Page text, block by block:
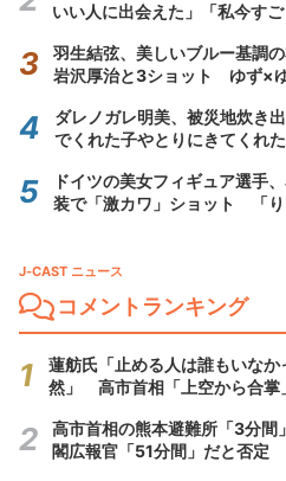
いい人に出会えた」「私今すご
羽生結弦、美しいブルー基調
岩沢厚治と3ショット ゆず×
ダレノガレ明美、被災地炊き
でくれた子やとりにきてくれ
ドイツの美女フィギュア選手
装で「激カワ」ショット 「
J-CAST ニュース
コメントランキング
蓮舫氏「止める人は誰もいな
然」 高市首相「上空から合掌
高市首相の熊本避難所「3分
閣広報官「51分間」だと否定